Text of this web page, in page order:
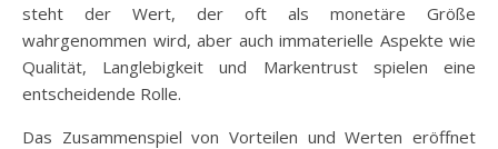
steht der Wert, der oft als monetäre Größe
wahrgenommen wird, aber auch immaterielle Aspekte wie
Qualität, Langlebigkeit und Markentrust spielen eine
entscheidende Rolle.
Das Zusammenspiel von Vorteilen und Werten eröffnet